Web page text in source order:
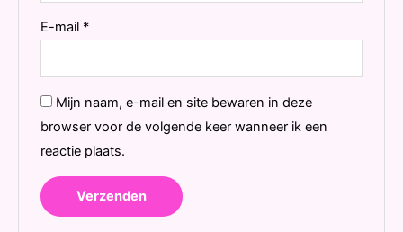
E-mail *
Mijn naam, e-mail en site bewaren in deze
browser voor de volgende keer wanneer ik een
reactie plaats.